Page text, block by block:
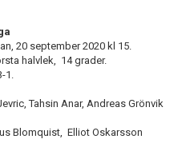
20 september 2020 kl 15.
halvlek, 14 grader.
1.
Tahsin Anar, Andreas Grönvik
Blomquist, Elliot Oskarsson